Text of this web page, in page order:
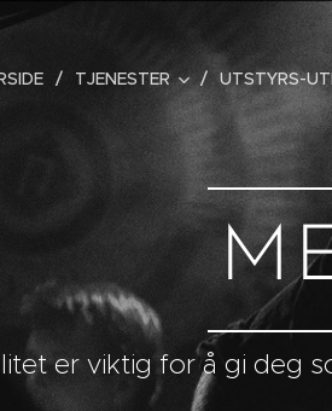
TJENESTER UTSTYRS-
er viktig for å gi deg